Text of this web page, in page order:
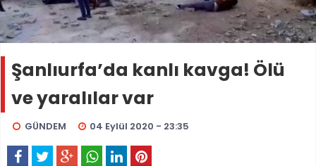
Şanlıurfa’da kanlı kavga! Ölü
ve yaralılar var
GÜNDEM 04 Eylül 2020 - 23:35